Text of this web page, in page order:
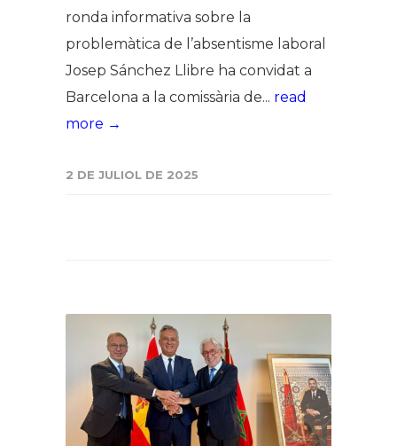
ronda informativa sobre la
problemàtica de l’absentisme laboral
Josep Sánchez Llibre ha convidat a
Barcelona a la comissària de... read
more →
2 DE JULIOL DE 2025